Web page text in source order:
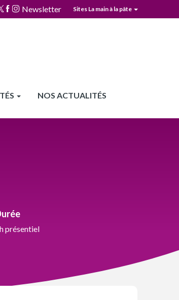
Newsletter Sites La main à la pâte
NOS ACTUALITÉS
présentiel